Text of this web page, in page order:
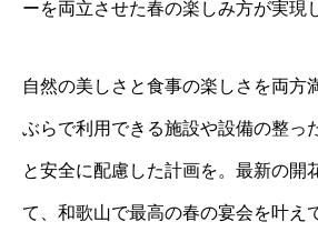
ーを両立させた春の楽しみ方が実現
自然の美しさと食事の楽しさを両方
ぶらで利用できる施設や設備の整っ
と安全に配慮した計画を。最新の開
て、和歌山で最高の春の宴会を叶え